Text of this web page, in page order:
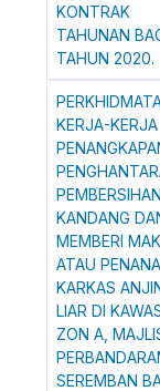
KONTRAK
TAHUNAN
TAHUN 2020.
KERJA-KERJA
PEMBERSIHAN
KANDANG
MEMBERI
ATAU
KARKAS
LIAR DI
ZON A,
SEREMBAN